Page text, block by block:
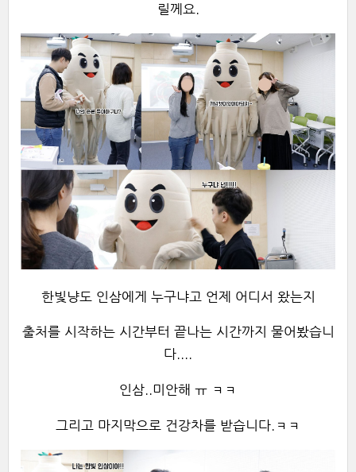
릴께요.
한빛냥도 인삼에게 누구냐고 언제 어디서 왔는지
출처를 시작하는 시간부터 끝나는 시간까지 물어봤습니
다....
인삼..미안해 ㅠ ㅋㅋ
그리고 마지막으로 건강차를 받습니다.ㅋㅋ